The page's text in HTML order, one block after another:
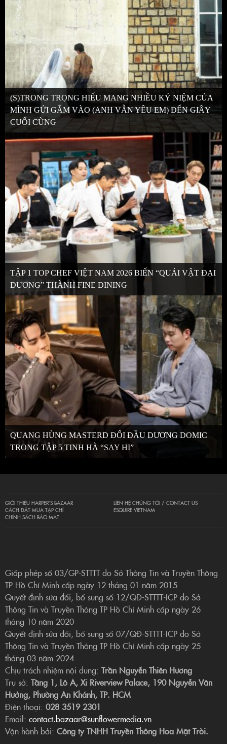
(S)TRONG TRỌNG HIẾU MANG NHIỀU KỶ NIỆM CỦA
MÌNH GỬI GẮM VÀO (ANH VẪN YÊU EM) ĐẾN GIÂY
CUỐI CÙNG
TẬP 1 TOP CHEF VIỆT NAM 2026 BIẾN “QUÁI VẬT ĐẠI
DƯƠNG” THÀNH FINE DINING
QUANG HÙNG MASTERD ĐỐI ĐẦU DƯƠNG DOMIC
TRONG TẬP 5 TINH HÀ “SAY HI”
GIỚI THIỆU HARPER’S BAZAAR
CÁCH ĐẶT MUA TẠP CHÍ
CHÍNH SÁCH BẢO MẬT
LIÊN HỆ CHÚNG TÔI / CONTACT US
ESQUIRE VIETNAM
Giấp phép số 03/GP-STTTT do Sở Thông Tin và Truyền Thông
TP Hồ Chí Minh cấp ngày 12 tháng 01 năm 2015
Quyết định sửa đổi, bổ sung số 12/QĐ-STTTT-ICP do Sở
Thông Tin và Truyền Thông TP Hồ Chí Minh cấp ngày 26
tháng 10 năm 2020
Quyết định sửa đổi, bổ sung số 07/QĐ-STTTT-ICP do Sở
Thông Tin và Truyền Thông TP Hồ Chí Minh cấp ngày 25
tháng 03 năm 2024
Chịu trách nhiệm nội dung: Trần Nguyễn Thiên Hương
Trụ sở: Tầng 1, Lô A, Xi Riverview Palace, 190 Nguyễn Văn
Hưởng, Phường An Khánh, TP. HCM
Điện thoại: 028 3519 2301
Email: contact.bazaar@sunflowermedia.vn
Vận hành bởi: Công ty TNHH Truyền Thông Hoa Mặt Trời.